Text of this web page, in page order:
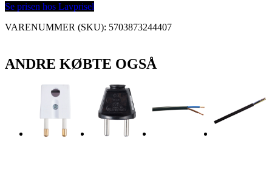
Se prisen hos Lavprisel
VARENUMMER (SKU): 5703873244407
ANDRE KØBTE OGSÅ